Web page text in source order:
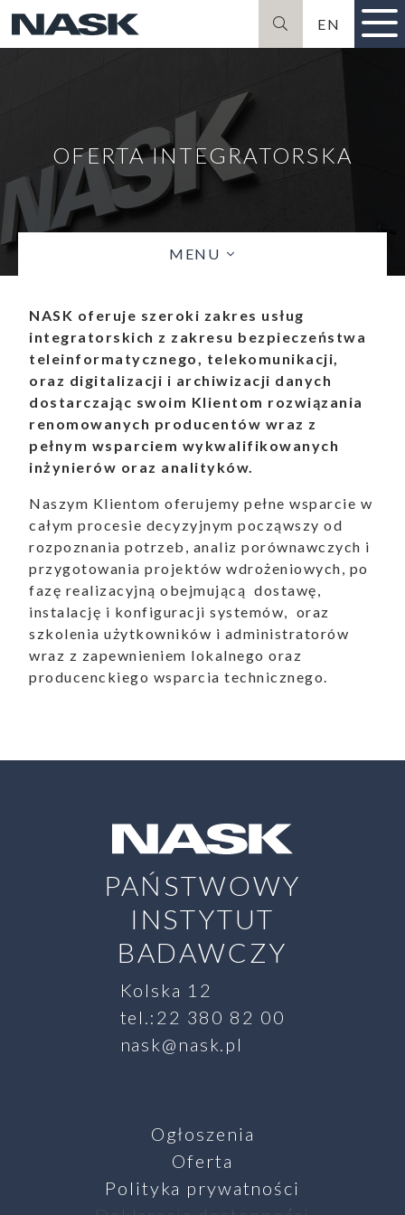
Wyszukiwarka
EN
OFERTA INTEGRATORSKA
MENU
NASK oferuje szeroki zakres usług
integratorskich z zakresu bezpieczeństwa
teleinformatycznego, telekomunikacji,
oraz digitalizacji i archiwizacji danych
dostarczając swoim Klientom rozwiązania
renomowanych producentów wraz z
pełnym wsparciem wykwalifikowanych
inżynierów oraz analityków.
Naszym Klientom oferujemy pełne wsparcie w
całym procesie decyzyjnym począwszy od
rozpoznania potrzeb, analiz porównawczych i
przygotowania projektów wdrożeniowych, po
fazę realizacyjną obejmującą dostawę,
instalację i konfiguracji systemów, oraz
szkolenia użytkowników i administratorów
wraz z zapewnieniem lokalnego oraz
producenckiego wsparcia technicznego.
PAŃSTWOWY
INSTYTUT
BADAWCZY
Kolska 12
tel.:22 380 82 00
nask@nask.pl
Ogłoszenia
Oferta
Polityka prywatności